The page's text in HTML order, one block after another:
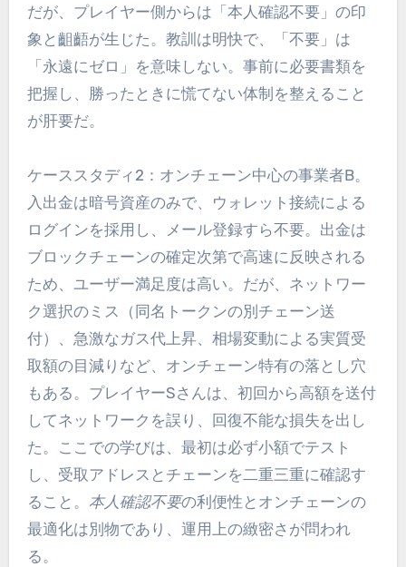
だが、プレイヤー側からは「本人確認不要」の印
象と齟齬が生じた。教訓は明快で、「不要」は
「永遠にゼロ」を意味しない。事前に必要書類を
把握し、勝ったときに慌てない体制を整えること
が肝要だ。
ケーススタディ2：オンチェーン中心の事業者B。
入出金は暗号資産のみで、ウォレット接続による
ログインを採用し、メール登録すら不要。出金は
ブロックチェーンの確定次第で高速に反映される
ため、ユーザー満足度は高い。だが、ネットワー
ク選択のミス（同名トークンの別チェーン送
付）、急激なガス代上昇、相場変動による実質受
取額の目減りなど、オンチェーン特有の落とし穴
もある。プレイヤーSさんは、初回から高額を送付
してネットワークを誤り、回復不能な損失を出し
た。ここでの学びは、最初は必ず小額でテスト
し、受取アドレスとチェーンを二重三重に確認す
ること。 本人確認不要の利便性とオンチェーンの
最適化は別物であり、運用上の緻密さが問われ
る。